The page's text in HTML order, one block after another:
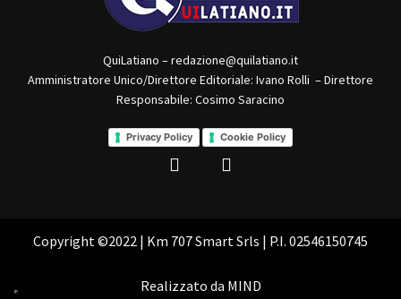
QuiLatiano – redazione@quilatiano.it
Amministratore Unico/Direttore Editoriale: Ivano Rolli – Direttore
Responsabile: Cosimo Saracino
Privacy Policy Cookie Policy
Copyright ©2022 | Km 707 Smart Srls | P.I. 02546150745
Realizzato da MIND